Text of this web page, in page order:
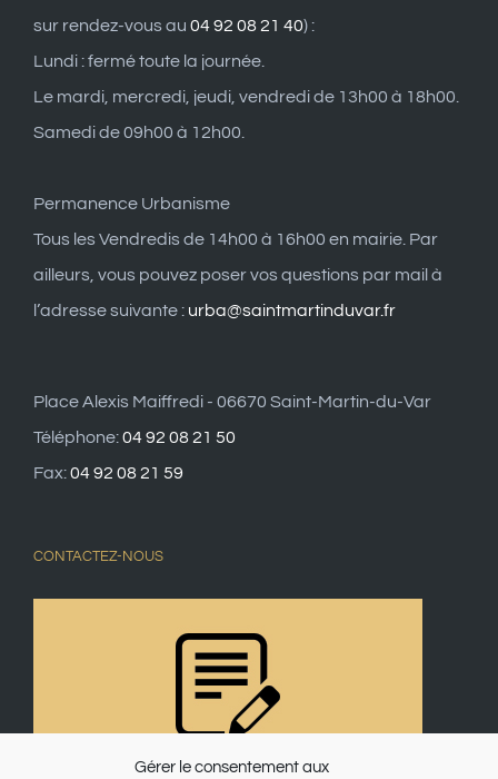
Gérer le consentement aux
sur rendez-vous au 04 92 08 21 40) :
Lundi : fermé toute la journée.
Le mardi, mercredi, jeudi, vendredi de 13h00 à 18h00.
Samedi de 09h00 à 12h00.
Permanence Urbanisme
Tous les Vendredis de 14h00 à 16h00 en mairie. Par
ailleurs, vous pouvez poser vos questions par mail à
l’adresse suivante : urba@saintmartinduvar.fr
Place Alexis Maiffredi - 06670 Saint-Martin-du-Var
Téléphone:04 92 08 21 50
Fax:04 92 08 21 59
CONTACTEZ-NOUS